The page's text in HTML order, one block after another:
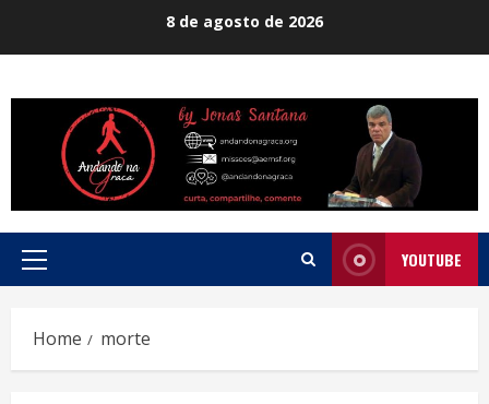
8 de agosto de 2026
Primary
YOUTUBE
Home morte